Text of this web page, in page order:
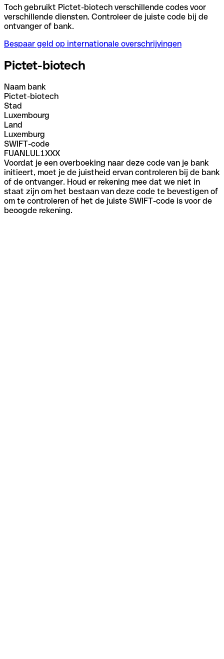
Toch gebruikt Pictet-biotech verschillende codes voor
verschillende diensten. Controleer de juiste code bij de
ontvanger of bank.
Bespaar geld op internationale overschrijvingen
Pictet-biotech
Naam bank
Pictet-biotech
Stad
Luxembourg
Land
Luxemburg
SWIFT-code
FUANLUL1XXX
Voordat je een overboeking naar deze code van je bank
initieert, moet je de juistheid ervan controleren bij de bank
of de ontvanger. Houd er rekening mee dat we niet in
staat zijn om het bestaan van deze code te bevestigen of
om te controleren of het de juiste SWIFT-code is voor de
beoogde rekening.